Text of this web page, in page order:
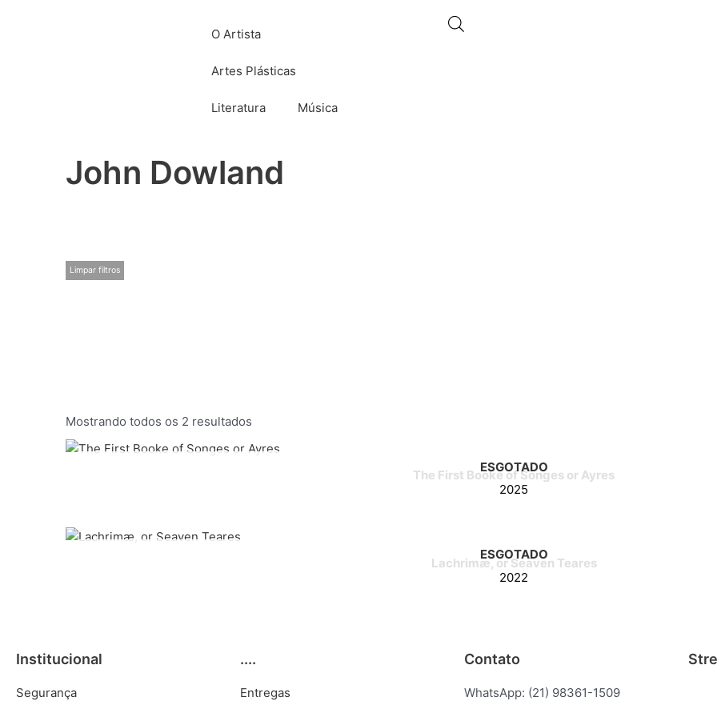
O Artista
Artes Plásticas
Literatura Música
John Dowland
Limpar filtros
Mostrando todos os 2 resultados
ESGOTADO
The First Booke of Songes or Ayres
2025
ESGOTADO
Lachrimæ, or Seaven Teares
2022
Institucional
Segurança
....
Entregas
Contato
WhatsApp: (21) 98361-1509